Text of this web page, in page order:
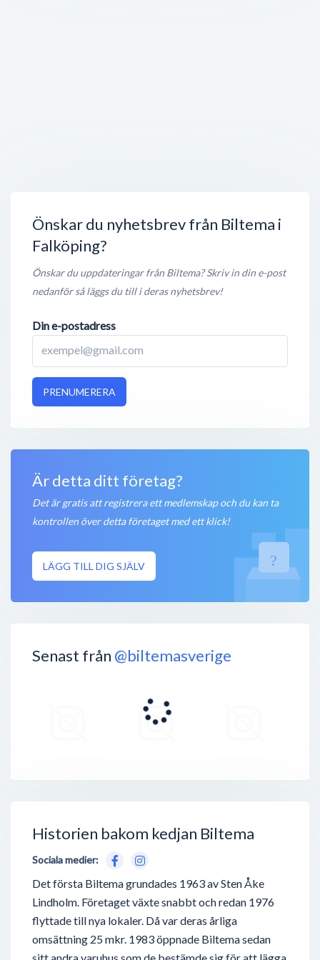
Önskar du nyhetsbrev från Biltema i
Falköping?
Önskar du uppdateringar från Biltema? Skriv in din e-post
nedanför så läggs du till i deras nyhetsbrev!
Din e-postadress
PRENUMERERA
Är detta ditt företag?
Det är gratis att registrera ett medlemskap och du kan ta
kontrollen över detta företaget med ett klick!
LÄGG TILL DIG SJÄLV
Senast från @biltemasverige
Historien bakom kedjan Biltema
Sociala medier:
Det första Biltema grundades 1963 av Sten Åke
Lindholm. Företaget växte snabbt och redan 1976
flyttade till nya lokaler. Då var deras årliga
omsättning 25 mkr. 1983 öppnade Biltema sedan